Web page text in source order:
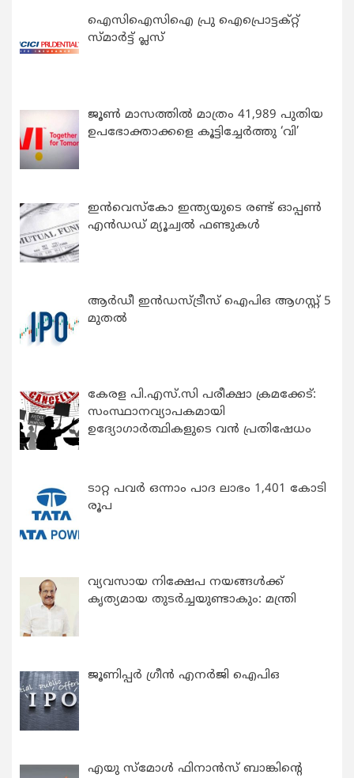
ഐസിഐസിഐ പ്രു ഐപ്രൊട്ടക്റ്റ്
സ്മാർട്ട് പ്ലസ്
ജൂൺ മാസത്തിൽ മാത്രം 41,989 പുതിയ
ഉപഭോക്താക്കളെ കൂട്ടിച്ചേർത്തു ‘വി’
ഇന്‍വെസ്കോ ഇന്ത്യയുടെ രണ്ട് ഓപ്പണ്‍
എന്‍ഡഡ് മ്യൂച്വല്‍ ഫണ്ടുകള്‍
ആർഡീ ഇൻഡസ്ട്രീസ് ഐപിഒ ആഗസ്റ്റ് 5
മുതൽ
കേരള പി.എസ്.സി പരീക്ഷാ ക്രമക്കേട്:
സംസ്ഥാനവ്യാപകമായി
ഉദ്യോഗാര്‍ത്ഥികളുടെ വന്‍ പ്രതിഷേധം
ടാറ്റ പവർ ഒന്നാം പാദ ലാഭം 1,401 കോടി
രൂപ
വ്യവസായ നിക്ഷേപ നയങ്ങള്‍ക്ക്
കൃത്യമായ തുടര്‍ച്ചയുണ്ടാകും: മന്ത്രി
ജൂണിപ്പർ ഗ്രീൻ എനർജി ഐപിഒ
എയു സ്‌മോൾ ഫിനാൻസ് ബാങ്കിന്റെ